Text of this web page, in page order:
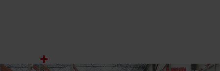
+